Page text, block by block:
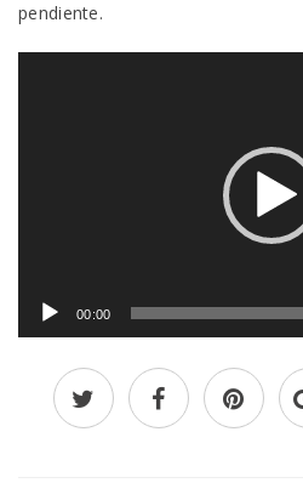
pendiente.
00:00